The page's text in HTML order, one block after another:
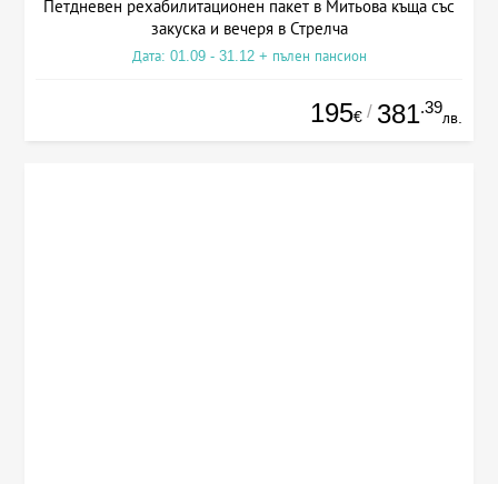
Петдневен рехабилитационен пакет в Митьова къща със
закуска и вечеря в Стрелча
Дата: 01.09 - 31.12 + пълен пансион
195€ / 381.39
лв.